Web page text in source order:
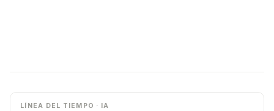
LÍNEA DEL TIEMPO · IA